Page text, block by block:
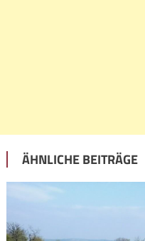
ÄHNLICHE BEITRÄGE